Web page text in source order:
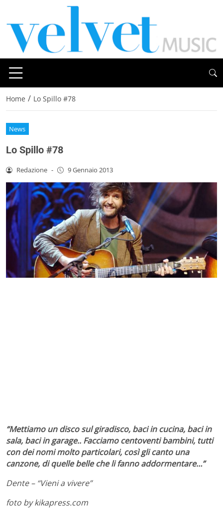
Home / Lo Spillo #78
News
Lo Spillo #78
Redazione - 9 Gennaio 2013
“Mettiamo un disco sul giradisco, baci in cucina, baci in
sala, baci in garage.. Facciamo centoventi bambini, tutti
con dei nomi molto particolari, così gli canto una
canzone, di quelle belle che li fanno addormentare…”
Dente – “Vieni a vivere”
foto by kikapress.com